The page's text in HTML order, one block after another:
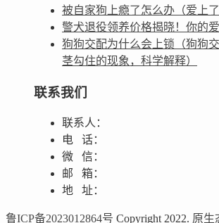
被自家狗上瘾了怎么办（爱上了
警犬退役领养价格揭晓！你的
狗狗交配为什么会上锁（狗狗
茎勾住的现象，科学解释）
联系我们
联系人：
电 话：
微 信：
邮 箱：
地 址：
鲁ICP备2023012864号 Copyright 2022. 原生